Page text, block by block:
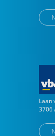
Laan
3706